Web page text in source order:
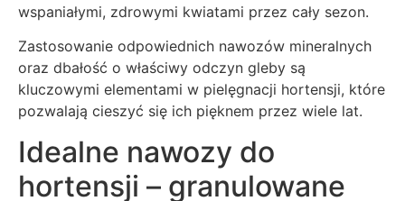
wspaniałymi, zdrowymi kwiatami przez cały sezon.
Zastosowanie odpowiednich nawozów mineralnych
oraz dbałość o właściwy odczyn gleby są
kluczowymi elementami w pielęgnacji hortensji, które
pozwalają cieszyć się ich pięknem przez wiele lat.
Idealne nawozy do
hortensji – granulowane